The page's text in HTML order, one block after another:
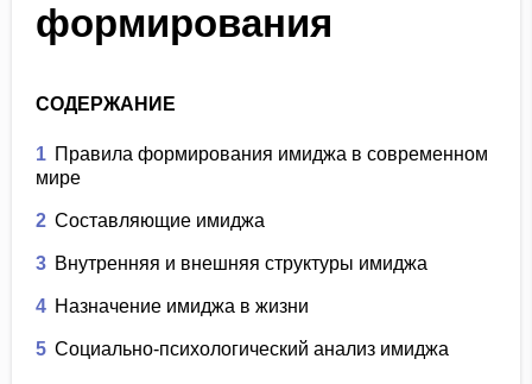
формирования
СОДЕРЖАНИЕ
1 Правила формирования имиджа в современном
мире
2 Составляющие имиджа
3 Внутренняя и внешняя структуры имиджа
4 Назначение имиджа в жизни
5 Социально-психологический анализ имиджа